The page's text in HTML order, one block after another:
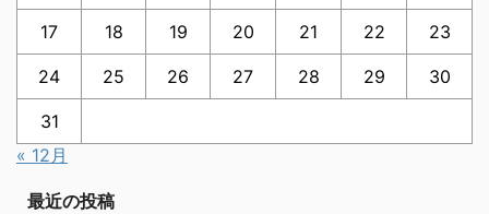
17 18 19 20 21 22 23
24 25 26 27 28 29 30
31
« 12月
最近の投稿